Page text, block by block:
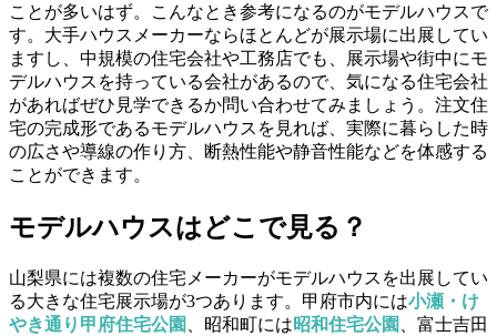
ことが多いはず。こんなとき参考になるのがモデルハウスで
す。大手ハウスメーカーならほとんどが展示場に出展してい
ますし、中規模の住宅会社や工務店でも、展示場や街中にモ
デルハウスを持っている会社があるので、気になる住宅会社
があればぜひ見学できるか問い合わせてみましょう。注文住
宅の完成形であるモデルハウスを見れば、 実際に暮らした時
の広さや導線の作り方、断熱性能や静音性能などを体感する
ことができます。
モデルハウスはどこで見る？
山梨県には複数の住宅メーカーがモデルハウスを出展してい
る大きな住宅展示場が3つあります。甲府市内には小瀬・け
やき通り甲府住宅公園
、昭和町には 昭和住宅公園
、富士吉田